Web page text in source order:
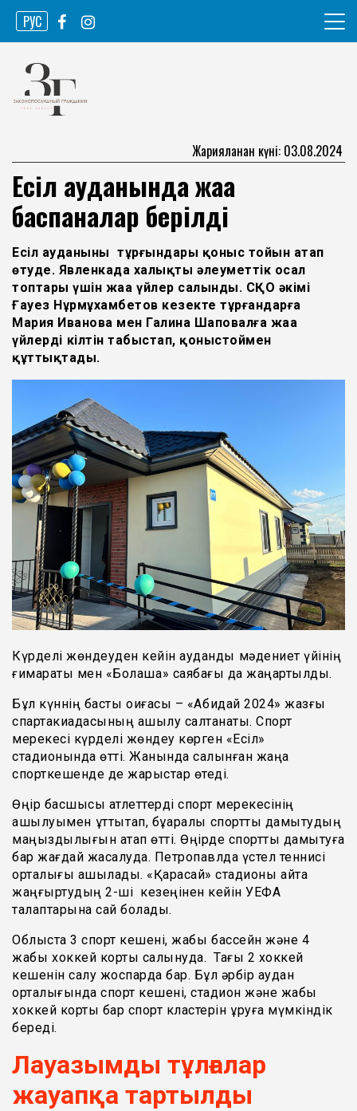
Skip
content
РУС
Законопослушный гражданин
Жарияланған күні: 03.08.2024
Есіл ауданында жаңа
баспаналар берілді
Есіл ауданының тұрғындары қоныс тойын атап
өтуде. Явленкада халықтың әлеуметтік осал
топтары үшін жаңа үйлер салынды. СҚО әкімі
Ғауез Нұрмұхамбетов кезекте тұрғандарға
Мария Иванова мен Галина Шаповалға жаңа
үйлердің кілтін табыстап, қоныстоймен
құттықтады.
Күрделі жөндеуден кейін аудандық мәдениет үйінің
ғимараты мен «Болашақ» саябағы да жаңартылды.
Бұл күннің басты оқиғасы – «Ақбидай 2024» жазғы
спартакиадасының ашылу салтанаты. Спорт
мерекесі күрделі жөндеу көрген «Есіл»
стадионында өтті. Жанында салынған жаңа
спорткешенде де жарыстар өтеді.
Өңір басшысы атлеттерді спорт мерекесінің
ашылуымен құттықтап, бұқаралық спортты дамытудың
маңыздылығын атап өтті. Өңірде спортты дамытуға
бар жағдай жасалуда. Петропавлда үстел теннисі
орталығы ашылады. «Қарасай» стадионы қайта
жаңғыртудың 2-ші кезеңінен кейін УЕФА
талаптарына сай болады.
Облыста 3 спорт кешені, жабық бассейн және 4
жабық хоккей корты салынуда. Тағы 2 хоккей
кешенін салу жоспарда бар. Бұл әрбір аудан
орталығында спорт кешені, стадион және жабық
хоккей корты бар спорт кластерін құруға мүмкіндік
береді.
Лауазымды тұлғалар
жауапқа тартылды